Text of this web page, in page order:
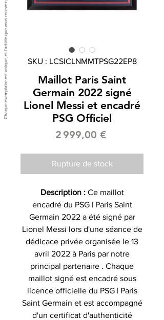
SKU : LCSICLNMMTPSG22EP8
Maillot Paris Saint
Germain 2022 signé
Lionel Messi et encadré
PSG Officiel
2 999,00 €Prix
Rupture de stock
Description : Ce maillot
encadré du PSG | Paris Saint
Germain 2022 a été signé par
Lionel Messi lors d'une séance de
dédicace privée organisée le 13
avril 2022 à Paris par notre
principal partenaire . Chaque
maillot signé est encadré sous
licence officielle du PSG | Paris
Saint Germain et est accompagné
d'un certificat d'authenticité